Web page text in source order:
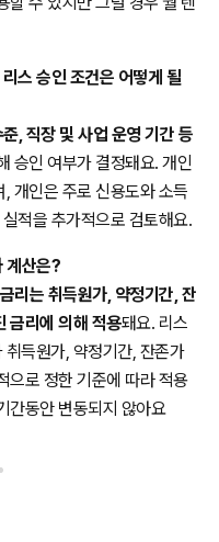
스 승인 조건은 어떻게 될
, 직장 및 사업 운영 기간 등
승인 여부가 결정돼요. 개인
개인은 주로 신용도와 소득
적을 추가적으로 검토해요.
계산은?
리는 취득원가, 약정기간, 잔
금리에 의해 적용돼요. 리스
득원가, 약정기간, 잔존가
으로 정한 기준에 따라 적용
간동안 변동되지 않아요